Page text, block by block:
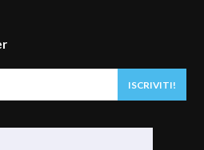
ISCRIVITI!